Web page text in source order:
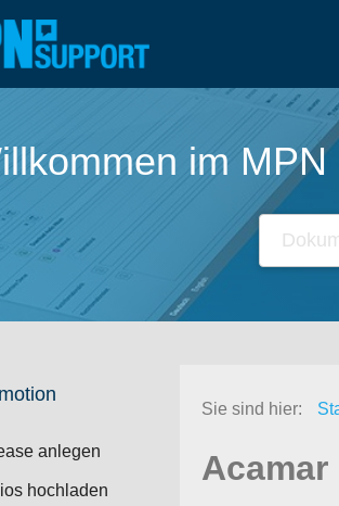
im
anlegen
hochladen
Sie sind hier:
Acamar